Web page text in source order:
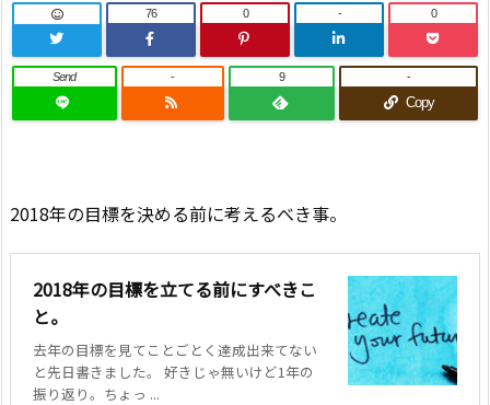
76 0 - 0
Send - 9
Copy
-
2018年の目標を決める前に考えるべき事。
2018年の目標を立てる前にすべきこ
と。
去年の目標を見てことごとく達成出来てない
と先日書きました。 好きじゃ無いけど1年の
振り返り。ちょっ ...